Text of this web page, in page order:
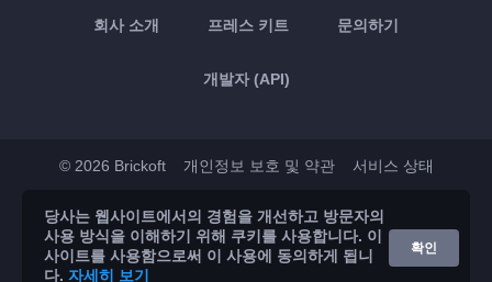
회사 소개 프레스 키트 문의하기
개발자 (API)
© 2026 Brickoft 개인정보 보호 및 약관 서비스 상태
App Store Google Play
당사는 웹사이트에서의 경험을 개선하고 방문자의
사용 방식을 이해하기 위해 쿠키를 사용합니다. 이
사이트를 사용함으로써 이 사용에 동의하게 됩니
다. 자세히 보기
확인